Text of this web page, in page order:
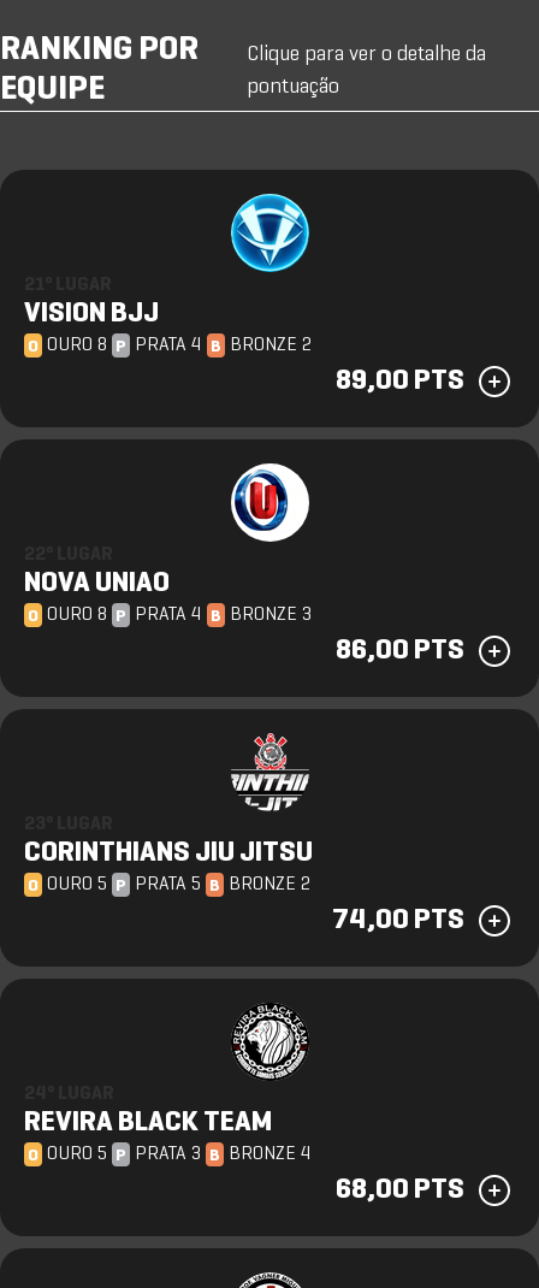
RANKING POR
EQUIPE
Clique para ver o detalhe da
pontuação
VISION BJJ
O OURO 8 P PRATA 4 B BRONZE 2
89,00 PTS
NOVA UNIAO
O OURO 8 P PRATA 4 B BRONZE 3
86,00 PTS
CORINTHIANS JIU JITSU
O OURO 5 P PRATA 5 B BRONZE 2
74,00 PTS
REVIRA BLACK TEAM
O OURO 5 P PRATA 3 B BRONZE 4
68,00 PTS